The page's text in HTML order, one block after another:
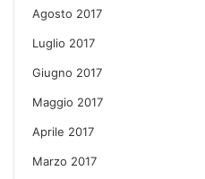
Agosto 2017
Luglio 2017
Giugno 2017
Maggio 2017
Aprile 2017
Marzo 2017